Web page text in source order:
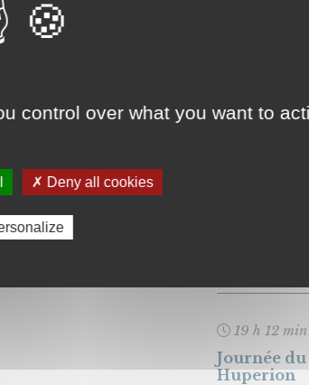
19 h 12
Journée
Huperion
control over what you want to
✗ Deny all cookies